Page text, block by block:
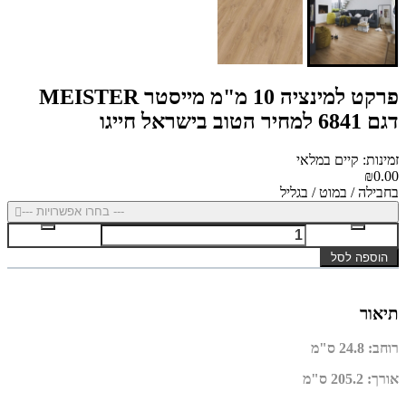
פרקט למינציה 10 מ"מ מייסטר MEISTER
דגם 6841 למחיר הטוב בישראל חייגו
זמינות: קיים במלאי
₪0.00
בחבילה / במוט / בגליל
--- בחרו אפשרויות ---
הוספה לסל
תיאור
רוחב: 24.8 ס"מ
אורך: 205.2 ס"מ